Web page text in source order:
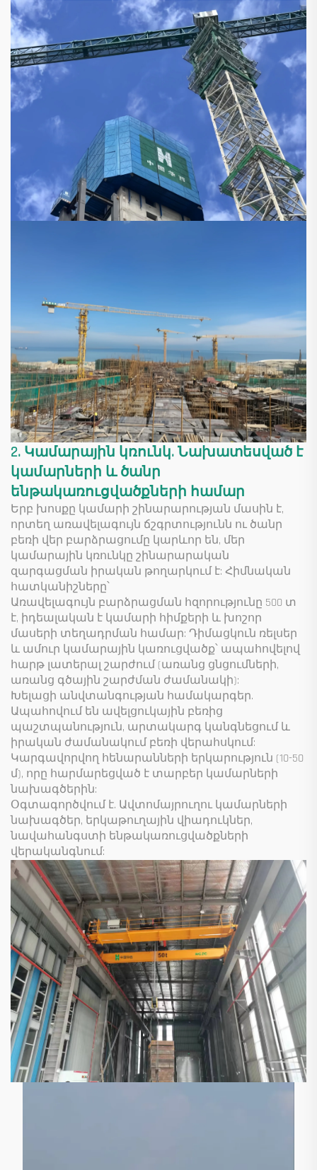
2. Կամարային կռունկ. Նախատեսված է
կամարների և ծանր
ենթակառուցվածքների համար
Երբ խոսքը կամարի շինարարության մասին է,
որտեղ առավելագույն ճշգրտությունն ու ծանր
բեռի վեր բարձրացումը կարևոր են, մեր
կամարային կռունկը շինարարական
զարգացման իրական թողարկում է: Հիմնական
հատկանիշները՝
Առավելագույն բարձրացման հզորությունը 500 տ
է, իդեալական է կամարի հիմքերի և խոշոր
մասերի տեղադրման համար: Դիմացկուն ռելսեր
և ամուր կամարային կառուցվածք՝ ապահովելով
հարթ լատերալ շարժում (առանց ցնցումների,
առանց գծային շարժման ժամանակի):
Խելացի անվտանգության համակարգեր.
Ապահովում են ավելցուկային բեռից
պաշտպանություն, արտակարգ կանգնեցում և
իրական ժամանակում բեռի վերահսկում:
Կարգավորվող հենարանների երկարություն (10-50
մ), որը հարմարեցված է տարբեր կամարների
նախագծերին:
Օգտագործվում է. Ավտոմայրուղու կամարների
նախագծեր, երկաթուղային վիադուկներ,
նավահանգստի ենթակառուցվածքների
վերականգնում: